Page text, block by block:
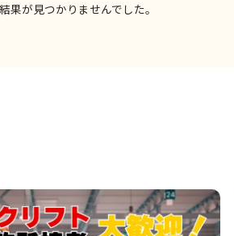
果が見つかりませんでした。